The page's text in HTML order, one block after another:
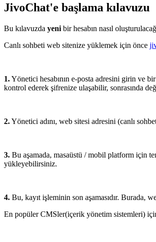
JivoChat'e başlama kılavuzu
Bu kılavuzda yeni bir hesabın nasıl
Canlı sohbeti web sitenize yüklemek için önce
1.Yönetici hesabının e-posta adresini girin ve
kontrol ederek şifrenize ulaşabilir, sonrasında
2.Yönetici adını, web sitesi adresini (canlı
3. Bu aşamada, masaüstü / mobil platform için
yükleyebilirsiniz.
4. Bu, kayıt işleminin son aşamasıdır.
En popüler CMSler(içerik yönetim sistemleri)